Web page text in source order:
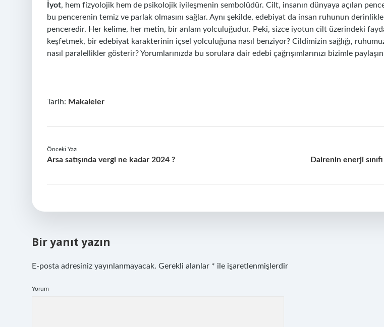
İyot, hem fizyolojik hem de psikolojik iyileşmenin sembolüdür. Cilt, insanın dünyaya açılan
bu pencerenin temiz ve parlak olmasını sağlar. Aynı şekilde, edebiyat da insan ruhunun
penceredir. Her kelime, her metin, bir anlam yolculuğudur. Peki, sizce iyotun cilt üzerindeki
keşfetmek, bir edebiyat karakterinin içsel yolculuğuna nasıl benziyor? Cildimizin sağlığı,
nasıl paralellikler gösterir? Yorumlarınızda bu sorulara dair edebi çağrışımlarınızı bizimle
Tarih: Makaleler
Önceki Yazı
Arsa satışında vergi ne kadar 2024 ? Dairenin enerji
Bir yanıt yazın
E-posta adresiniz yayınlanmayacak. Gerekli alanlar * ile işaretlenmişlerdir
Yorum